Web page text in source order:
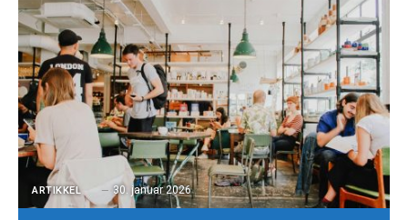
ARTIKKEL 30. januar 2026